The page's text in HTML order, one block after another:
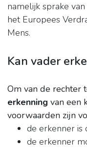
namelijk sprake
het Europees
Mens.
Kan vader
Om van de rechter
erkenning van een
voorwaarden zijn
de erkenner is
de erkenner